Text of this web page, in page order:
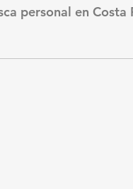
personal en